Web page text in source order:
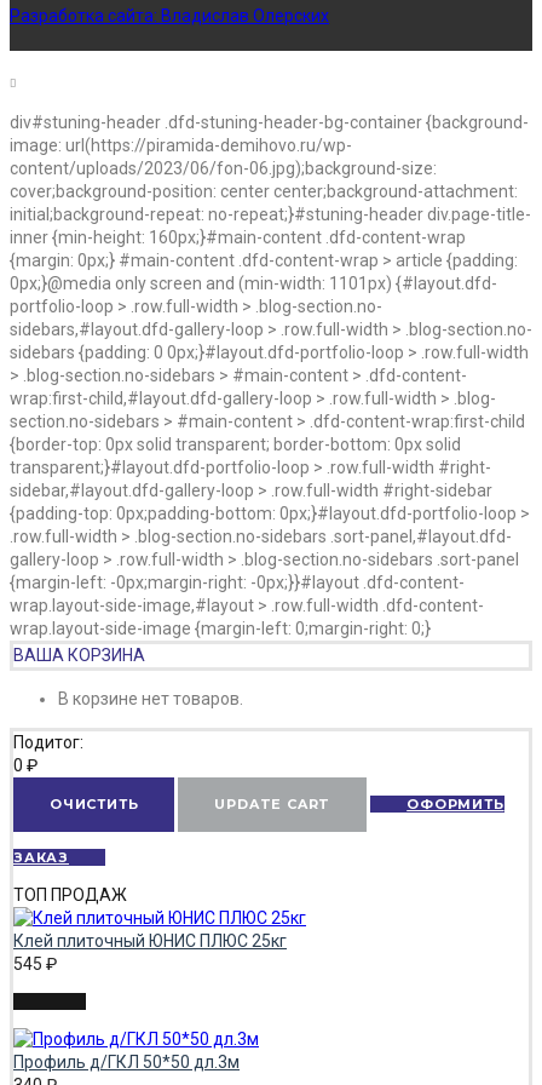
Разработка сайта: Владислав Олерских
div#stuning-header .dfd-stuning-header-bg-container {background-
image: url(https://piramida-demihovo.ru/wp-
content/uploads/2023/06/fon-06.jpg);background-size:
cover;background-position: center center;background-attachment:
initial;background-repeat: no-repeat;}#stuning-header div.page-title-
inner {min-height: 160px;}#main-content .dfd-content-wrap
{margin: 0px;} #main-content .dfd-content-wrap > article {padding:
0px;}@media only screen and (min-width: 1101px) {#layout.dfd-
portfolio-loop > .row.full-width > .blog-section.no-
sidebars,#layout.dfd-gallery-loop > .row.full-width > .blog-section.no-
sidebars {padding: 0 0px;}#layout.dfd-portfolio-loop > .row.full-width
> .blog-section.no-sidebars > #main-content > .dfd-content-
wrap:first-child,#layout.dfd-gallery-loop > .row.full-width > .blog-
section.no-sidebars > #main-content > .dfd-content-wrap:first-child
{border-top: 0px solid transparent; border-bottom: 0px solid
transparent;}#layout.dfd-portfolio-loop > .row.full-width #right-
sidebar,#layout.dfd-gallery-loop > .row.full-width #right-sidebar
{padding-top: 0px;padding-bottom: 0px;}#layout.dfd-portfolio-loop >
.row.full-width > .blog-section.no-sidebars .sort-panel,#layout.dfd-
gallery-loop > .row.full-width > .blog-section.no-sidebars .sort-panel
{margin-left: -0px;margin-right: -0px;}}#layout .dfd-content-
wrap.layout-side-image,#layout > .row.full-width .dfd-content-
wrap.layout-side-image {margin-left: 0;margin-right: 0;}
ВАША КОРЗИНА
В корзине нет товаров.
Подитог:
0 ₽
ОЧИСТИТЬ UPDATE CART ОФОРМИТЬ
ЗАКАЗ
ТОП ПРОДАЖ
Клей плиточный ЮНИС ПЛЮС 25кг
545 ₽
Профиль д/ГКЛ 50*50 дл.3м